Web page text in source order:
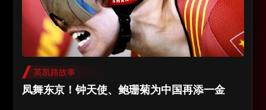
英凯路故事
凤舞东京！钟天使、鲍珊菊为中国再添一金